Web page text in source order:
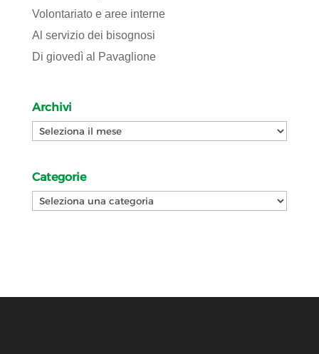
Volontariato e aree interne
Al servizio dei bisognosi
Di giovedì al Pavaglione
Archivi
Archivi
Categorie
Categorie